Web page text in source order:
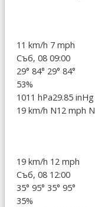
11 km/h 7 mph
Съб, 08 09:00
29° 84° 29° 84°
53%
1011 hPa29.85 inHg
19 km/h N12 mph N
19 km/h 12 mph
Съб, 08 12:00
35° 95° 35° 95°
35%